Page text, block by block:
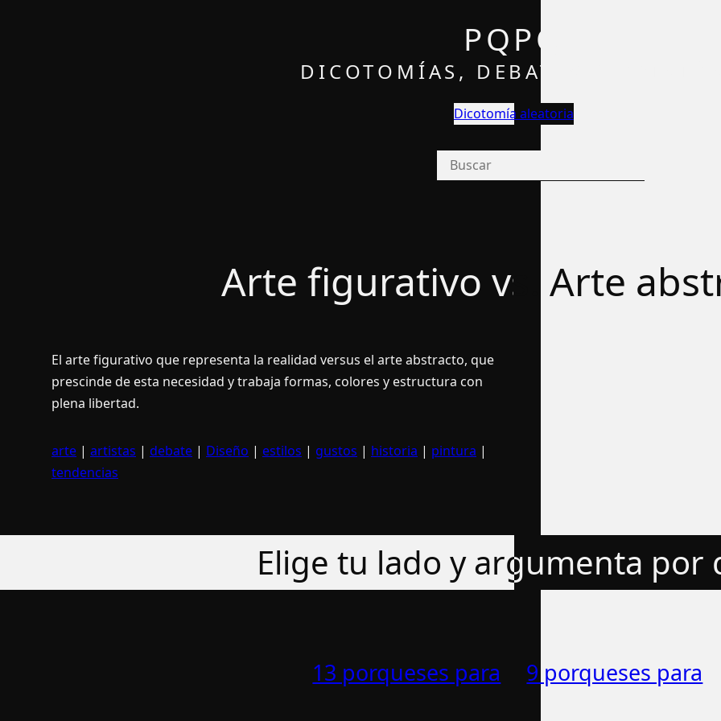
PQPQ
DICOTOMÍAS, DEBATES Y
Dicotomía aleatoria
Arte figurativo vs. Arte
El arte figurativo que representa la realidad versus el arte abstracto, que
prescinde de esta necesidad y trabaja formas, colores y estructura con
plena libertad.
arte | artistas | debate | Diseño | estilos | gustos | historia | pintura |
tendencias
Elige tu lado y argumenta por
13 porqueses para 9 porqueses para